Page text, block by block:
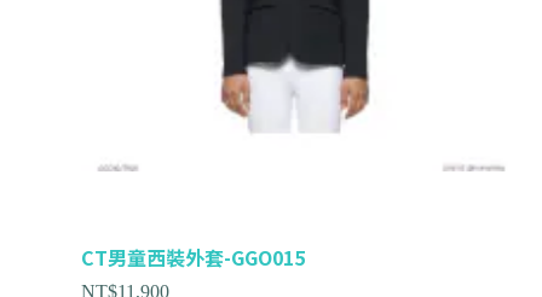
CT男童西裝外套-GGO015
NT$11,900